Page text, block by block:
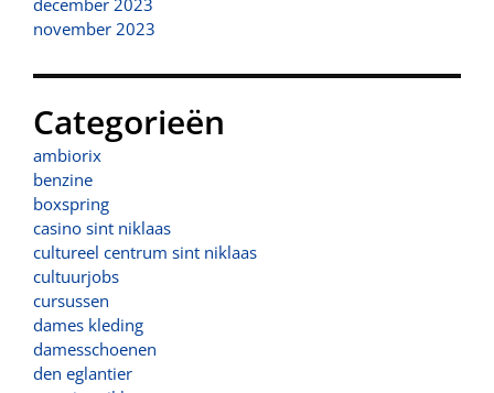
november 2023
Categorieën
ambiorix
benzine
boxspring
casino sint niklaas
cultureel centrum sint niklaas
cultuurjobs
cursussen
dames kleding
damesschoenen
den eglantier